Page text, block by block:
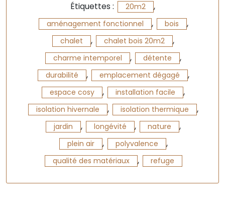
Étiquettes : 20m2 ,
aménagement fonctionnel , bois ,
chalet , chalet bois 20m2 ,
charme intemporel , détente ,
durabilité , emplacement dégagé ,
espace cosy , installation facile ,
isolation hivernale , isolation thermique ,
jardin , longévité , nature ,
plein air , polyvalence ,
qualité des matériaux , refuge